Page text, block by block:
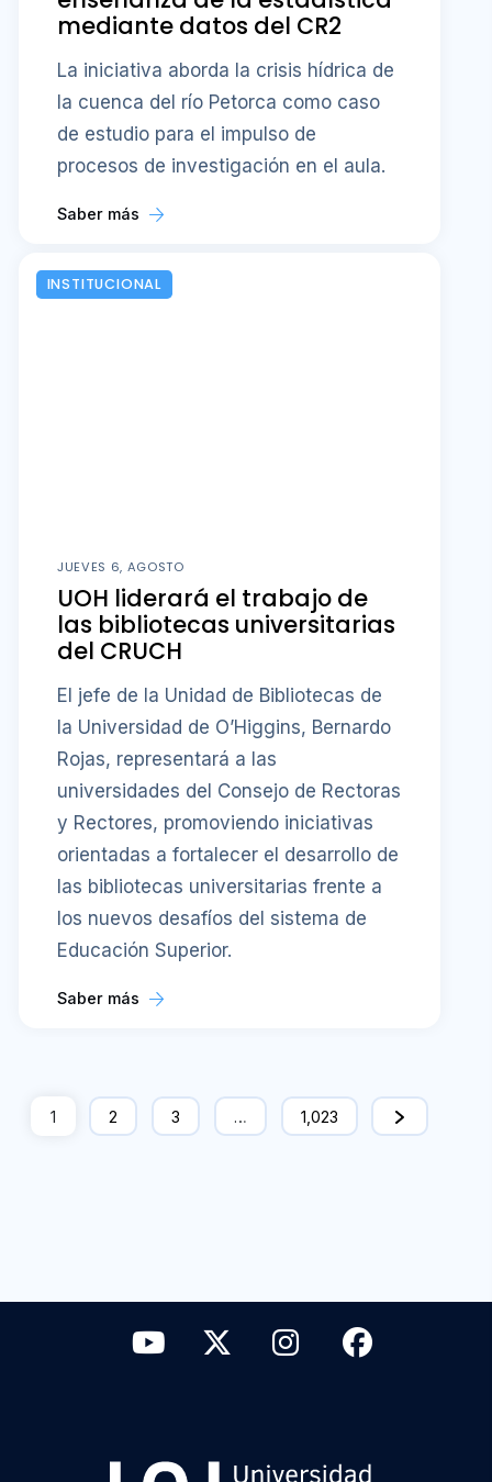
mediante datos del CR2
La iniciativa aborda la crisis hídrica de
la cuenca del río Petorca como caso
de estudio para el impulso de
procesos de investigación en el aula.
Saber más
INSTITUCIONAL
JUEVES 6, AGOSTO
UOH liderará el trabajo de
las bibliotecas universitarias
del CRUCH
El jefe de la Unidad de Bibliotecas de
la Universidad de O’Higgins, Bernardo
Rojas, representará a las
universidades del Consejo de Rectoras
y Rectores, promoviendo iniciativas
orientadas a fortalecer el desarrollo de
las bibliotecas universitarias frente a
los nuevos desafíos del sistema de
Educación Superior.
Saber más
1 2 3 … 1,023